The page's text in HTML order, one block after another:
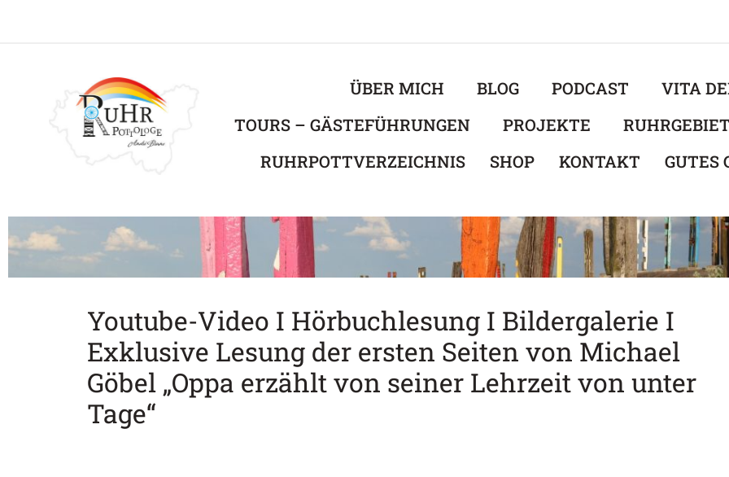
ÜBER MICH BLOG PODCAST
VITA
TOURS – GÄSTEFÜHRUNGEN
PROJEKTE
RUHRPOTTVERZEICHNIS
SHOP KONTAKT GUTES
Youtube-Video I Hörbuchlesung I Bildergalerie I
Exklusive Lesung der ersten Seiten von Michael
Göbel „Oppa erzählt von seiner Lehrzeit von unter
Tage“